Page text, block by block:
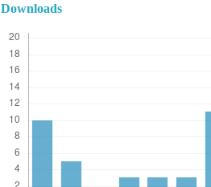
Downloads